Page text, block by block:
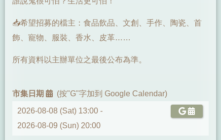
📥希望招募的檔主：食品飲品、文創、手作、陶瓷、首
飾、寵物、服裝、香水、皮革……
所有資料以主辦單位之最後公布為準。
市集日期 (按"G"字加到 Google Calendar)
2026-08-08 (Sat) 13:00 -
2026-08-09 (Sun) 20:00